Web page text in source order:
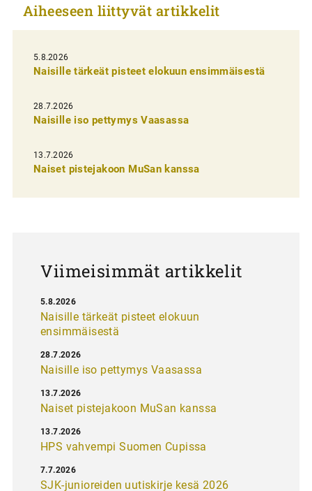
k
e
l
i
e
n
e
Aiheeseen liittyvät artikkelit
5.8.2026
Naisille tärkeät pisteet elokuun ensimmäisestä
28.7.2026
Naisille iso pettymys Vaasassa
13.7.2026
Naiset pistejakoon MuSan kanssa
Viimeisimmät artikkelit
Naisille tärkeät pisteet elokuun
ensimmäisestä
5.8.2026
Naisille iso pettymys Vaasassa
28.7.2026
Naiset pistejakoon MuSan kanssa
13.7.2026
HPS vahvempi Suomen Cupissa
13.7.2026
SJK-junioreiden uutiskirje kesä 2026
7.7.2026